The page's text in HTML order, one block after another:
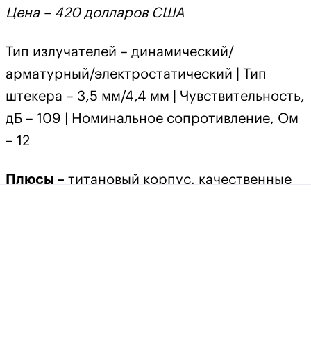
Цена – 420 долларов США
Тип излучателей – динамический/
арматурный/электростатический | Тип
штекера – 3,5 мм/4,4 мм | Чувствительность,
дБ – 109 | Номинальное сопротивление, Ом
– 12
Плюсы – титановый корпус, качественные